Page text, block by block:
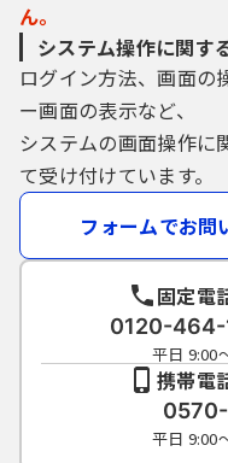
（申請データ用
に不可欠なもの
掲げる事項をご
（１）利用者Ｉ
びパスワード（
られないように
（２）他者から
じないでくださ
（３）安全性を
は、定期的に変
（４）利用者Ｉ
ません。なお、
失し、盗難に遭
が分かったとき
連絡し、その指
（５）利用者Ｉ
ん。
システム操作に関す
ログイン方法、画面の
ー画面の表示など、
システムの画面操作に
て受け付けています。
フォームでお問
固定電
0120-464-
平日 9:00
携帯電
平日 9:00